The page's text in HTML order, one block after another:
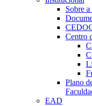
Sobre a
Centro
Plano
EAD